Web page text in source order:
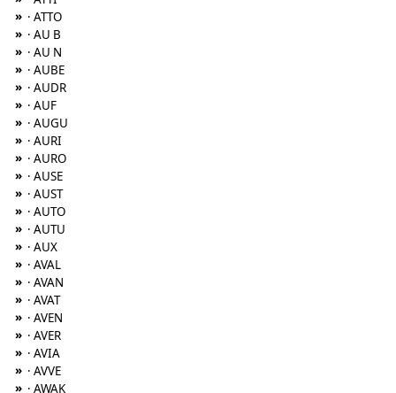
» · ATTO
» · AU B
» · AU N
» · AUBE
» · AUDR
» · AUF
» · AUGU
» · AURI
» · AURO
» · AUSE
» · AUST
» · AUTO
» · AUTU
» · AUX
» · AVAL
» · AVAN
» · AVAT
» · AVEN
» · AVER
» · AVIA
» · AVVE
» · AWAK